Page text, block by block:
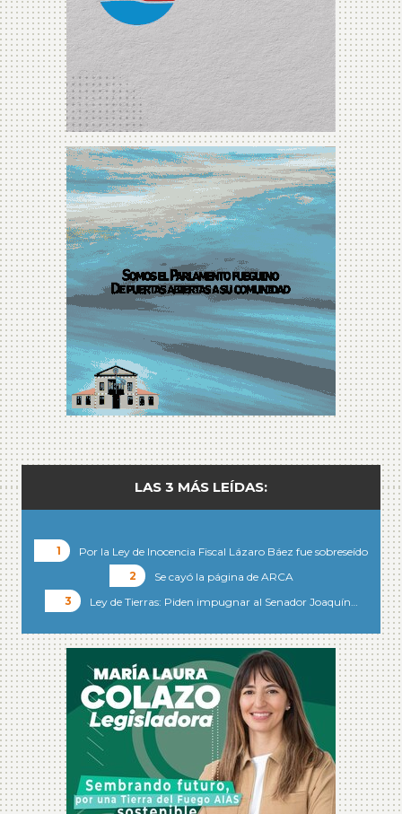
LAS 3 MÁS LEÍDAS:
Por la Ley de Inocencia Fiscal Lázaro Báez fue sobreseído
Se cayó la página de ARCA
Ley de Tierras: Piden impugnar al Senador Joaquín…